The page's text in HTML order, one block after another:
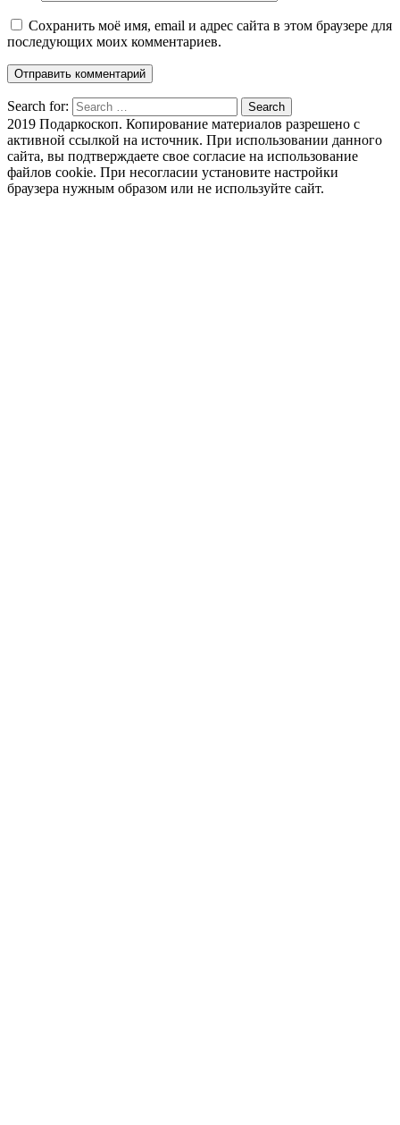
Сохранить моё имя, email и адрес сайта в этом браузере для
последующих моих комментариев.
Search for: Search
2019 Подаркоскоп. Копирование материалов разрешено с
активной ссылкой на источник. При использовании данного
сайта, вы подтверждаете свое согласие на использование
файлов cookie. При несогласии установите настройки
браузера нужным образом или не используйте сайт.